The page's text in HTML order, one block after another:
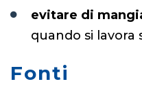
evitare di
quando si
Fonti